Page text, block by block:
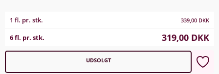
1 fl. pr. stk. 339,00 DKK
6 fl. pr. stk. 319,00 DKK
UDSOLGT